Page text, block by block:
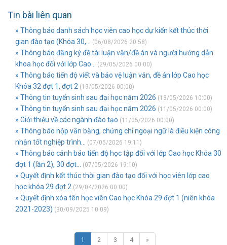
Tin bài liên quan
» Thông báo danh sách học viên cao học dự kiến kết thúc thời
gian đào tạo (Khóa 30,...
(06/08/2026 20:58)
» Thông báo đăng ký đề tài luận văn/đề án và người hướng dẫn
khoa học đối với lớp Cao...
(29/05/2026 00:00)
» Thông báo tiến độ viết và bảo vệ luận văn, đề án lớp Cao học
Khóa 32 đợt 1, đợt 2 (19/05/2026 00:00)
» Thông tin tuyển sinh sau đại học năm 2026 (13/05/2026 10:00)
» Thông tin tuyển sinh sau đại học năm 2026 (11/05/2026 00:00)
» Giới thiệu về các ngành đào tạo (11/05/2026 00:00)
» Thông báo nộp văn bằng, chứng chỉ ngoại ngữ là điều kiện công
nhận tốt nghiệp trình...
(07/05/2026 19:11)
» Thông báo cảnh báo tiến độ học tập đối với lớp Cao học Khóa 30
đợt 1 (lần 2), 30 đợt...
(07/05/2026 19:10)
» Quyết định kết thúc thời gian đào tạo đối với học viên lớp cao
học khóa 29 đợt 2 (29/04/2026 00:00)
» Quyết định xóa tên học viên Cao học Khóa 29 đợt 1 (niên khóa
2021-2023) (30/09/2025 10:09)
1 2 3 4 »